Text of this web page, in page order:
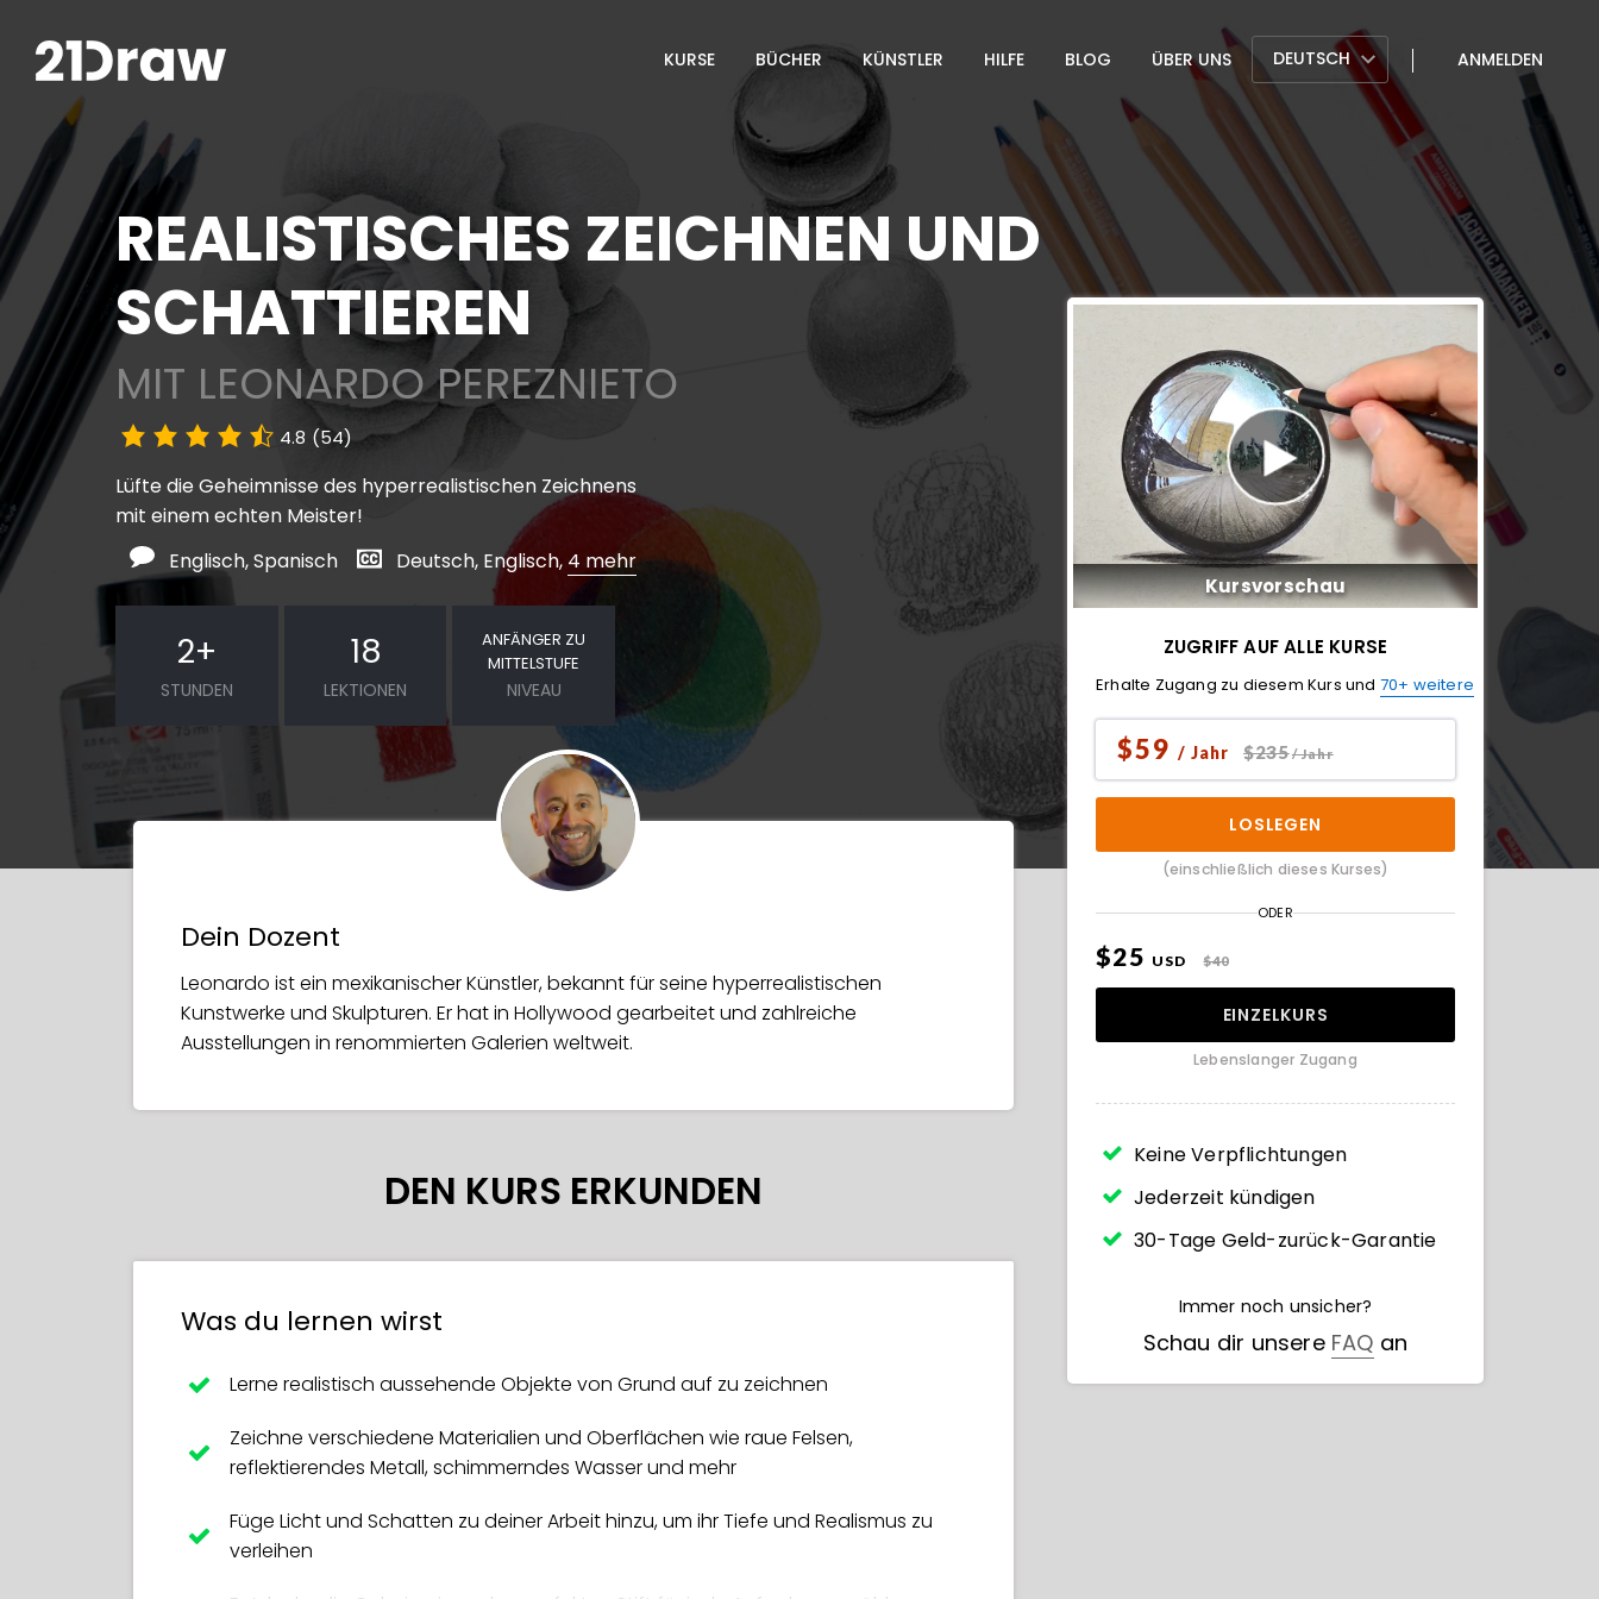
KURSE BÜCHER KÜNSTLER HILFE BLOG ÜBER UNS DEUTSCH ANMELDEN
REALISTISCHES ZEICHNEN UND
SCHATTIEREN
MIT LEONARDO PEREZNIETO
4.8 (54)
Lüfte die Geheimnisse des hyperrealistischen Zeichnens
mit einem echten Meister!
Englisch, Spanisch
Deutsch, Englisch, 4 mehr
2+
STUNDEN
18
LEKTIONEN
ANFÄNGER ZU
MITTELSTUFE
NIVEAU
Dein Dozent
Leonardo ist ein mexikanischer Künstler, bekannt für seine hyperrealistischen
Kunstwerke und Skulpturen. Er hat in Hollywood gearbeitet und zahlreiche
Ausstellungen in renommierten Galerien weltweit.
DEN KURS ERKUNDEN
Was du lernen wirst
Lerne realistisch aussehende Objekte von Grund auf zu zeichnen
Zeichne verschiedene Materialien und Oberflächen wie raue Felsen,
reflektierendes Metall, schimmerndes Wasser und mehr
Füge Licht und Schatten zu deiner Arbeit hinzu, um ihr Tiefe und Realismus zu
verleihen
Kursvorschau
ZUGRIFF AUF ALLE KURSE
Erhalte Zugang zu diesem Kurs und 70+ weitere
$59 / Jahr $235/ Jahr
LOSLEGEN
(einschließlich dieses Kurses)
ODER
$25 USD $40
EINZELKURS
Lebenslanger Zugang
Keine Verpflichtungen
Jederzeit kündigen
30-Tage Geld-zurück-Garantie
Immer noch unsicher?
Schau dir unsere FAQ an